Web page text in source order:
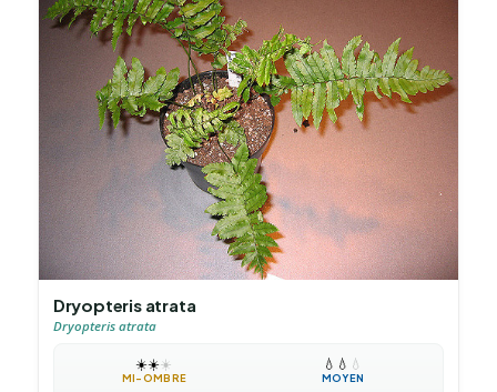
Dryopteris atrata
Dryopteris atrata
☀️☀️☀️
MI-OMBRE
💧 💧 💧
MOYEN